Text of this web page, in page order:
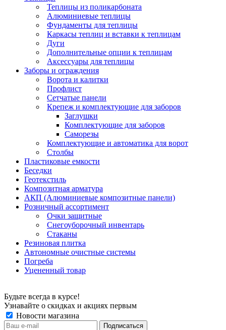
Теплицы из поликарбоната
Алюминиевые теплицы
Фундаменты для теплицы
Каркасы теплиц и вставки к теплицам
Дуги
Дополнительные опции к теплицам
Аксессуары для теплицы
Заборы и ограждения
Ворота и калитки
Профлист
Сетчатые панели
Крепеж и комплектующие для заборов
Заглушки
Комплектующие для заборов
Саморезы
Комплектующие и автоматика для ворот
Столбы
Пластиковые емкости
Беседки
Геотекстиль
Композитная арматура
АКП (Алюминиевые композитные панели)
Розничный ассортимент
Очки защитные
Снегоуборочный инвентарь
Стаканы
Резиновая плитка
Автономные очистные системы
Погреба
Уцененный товар
Будьте всегда в курсе!
Узнавайте о скидках и акциях первым
Новости магазина